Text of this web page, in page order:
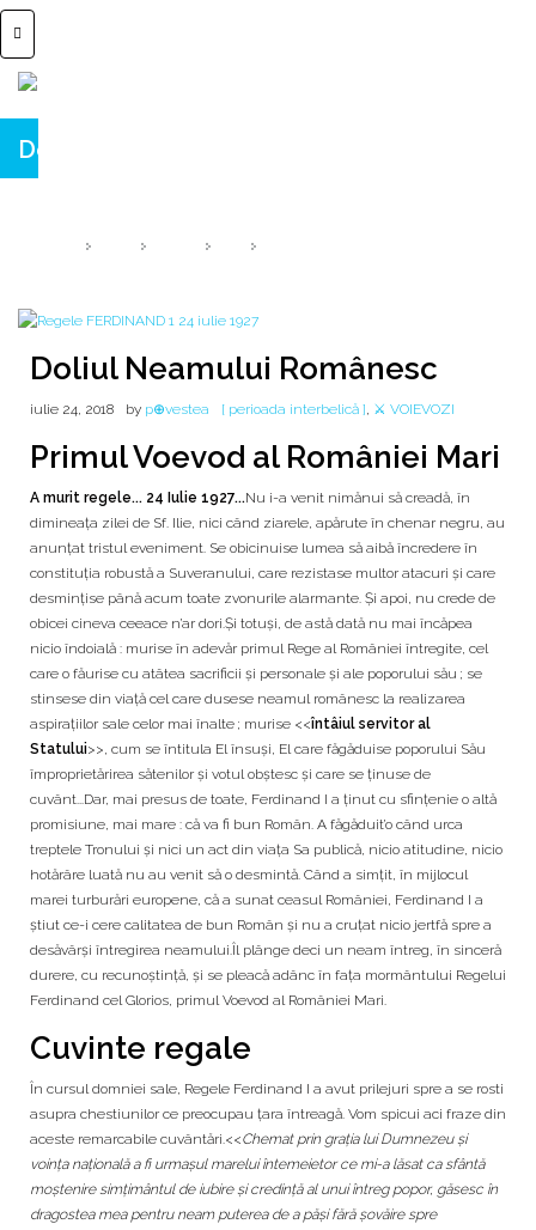
Doliul Neamului Românesc
Doliul Neamului Românesc
iulie 24, 2018 by p⊕vestea [ perioada interbelică ], ⚔️ VOIEVOZI
Primul Voevod al României Mari
A murit regele... 24 Iulie 1927...Nu i-a venit nimănui să creadă, în
dimineața zilei de Sf. Ilie, nici când ziarele, apărute în chenar negru, au
anunțat tristul eveniment. Se obicinuise lumea să aibă încredere în
constituția robustă a Suveranului, care rezistase multor atacuri și care
desmințise până acum toate zvonurile alarmante. Și apoi, nu crede de
obicei cineva ceeace n’ar dori.Și totuși, de astă dată nu mai încăpea
nicio îndoială : murise în adevăr primul Rege al României întregite, cel
care o făurise cu atâtea sacrificii și personale și ale poporului său ; se
stinsese din viață cel care dusese neamul românesc la realizarea
aspirațiilor sale celor mai înalte ; murise <<întâiul servitor al
Statului>>, cum se întitula El însuși, El care făgăduise poporului Său
împroprietărirea sătenilor și votul obștesc și care se ținuse de
cuvânt...Dar, mai presus de toate, Ferdinand I a ținut cu sfințenie o altă
promisiune, mai mare : că va fi bun Român. A făgăduit’o când urca
treptele Tronului și nici un act din viața Sa publică, nicio atitudine, nicio
hotărâre luată nu au venit să o desmintă. Când a simțit, în mijlocul
marei turburări europene, că a sunat ceasul României, Ferdinand I a
știut ce-i cere calitatea de bun Român și nu a cruțat nicio jertfă spre a
desăvârși întregirea neamului.Îl plânge deci un neam întreg, în sinceră
durere, cu recunoștință, și se pleacă adânc în fața mormântului Regelui
Ferdinand cel Glorios, primul Voevod al României Mari.
Cuvinte regale
În cursul domniei sale, Regele Ferdinand I a avut prilejuri spre a se rosti
asupra chestiunilor ce preocupau țara întreagă. Vom spicui aci fraze din
aceste remarcabile cuvântări.<<Chemat prin grația lui Dumnezeu și
voința națională a fi urmașul marelui întemeietor ce mi-a lăsat ca sfântă
moștenire simțimântul de iubire și credință al unui întreg popor, găsesc în
dragostea mea pentru neam puterea de a păși fără șovăire spre